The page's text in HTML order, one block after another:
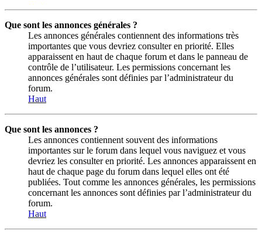
Que sont les annonces générales ?
Les annonces générales contiennent des informations très
importantes que vous devriez consulter en priorité. Elles
apparaissent en haut de chaque forum et dans le panneau de
contrôle de l’utilisateur. Les permissions concernant les
annonces générales sont définies par l’administrateur du
forum.
Haut
Que sont les annonces ?
Les annonces contiennent souvent des informations
importantes sur le forum dans lequel vous naviguez et vous
devriez les consulter en priorité. Les annonces apparaissent en
haut de chaque page du forum dans lequel elles ont été
publiées. Tout comme les annonces générales, les permissions
concernant les annonces sont définies par l’administrateur du
forum.
Haut